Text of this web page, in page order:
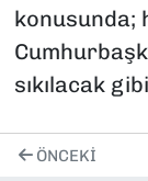
konusunda;
sıkılacak
ÖNCEKI